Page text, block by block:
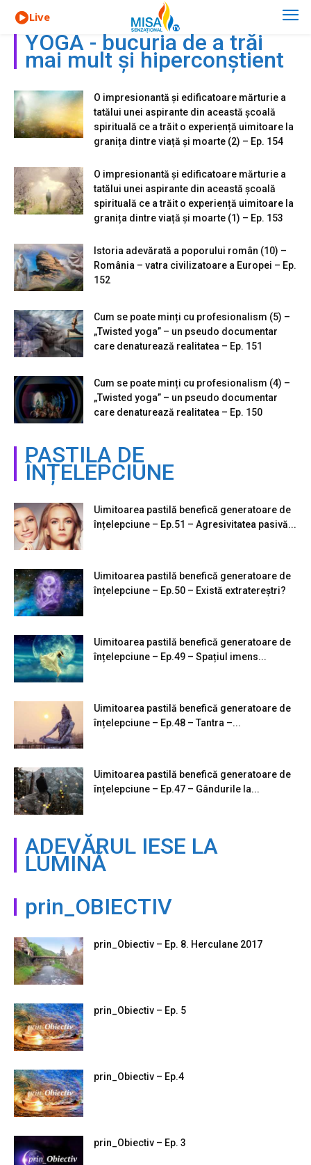
Live
YOGA - bucuria de a trăi
mai mult și hiperconștient
O impresionantă și edificatoare mărturie a
tatălui unei aspirante din această școală
spirituală ce a trăit o experiență uimitoare la
granița dintre viață și moarte (2) – Ep. 154
O impresionantă și edificatoare mărturie a
tatălui unei aspirante din această școală
spirituală ce a trăit o experiență uimitoare la
granița dintre viață și moarte (1) – Ep. 153
Istoria adevărată a poporului român (10) –
România – vatra civilizatoare a Europei – Ep.
152
Cum se poate minți cu profesionalism (5) –
„Twisted yoga” – un pseudo documentar
care denaturează realitatea – Ep. 151
Cum se poate minți cu profesionalism (4) –
„Twisted yoga” – un pseudo documentar
care denaturează realitatea – Ep. 150
PASTILA DE
ÎNȚELEPCIUNE
Uimitoarea pastilă benefică generatoare de
înțelepciune – Ep.51 – Agresivitatea pasivă...
Uimitoarea pastilă benefică generatoare de
înțelepciune – Ep.50 – Există extratereștri?
Uimitoarea pastilă benefică generatoare de
înțelepciune – Ep.49 – Spațiul imens...
Uimitoarea pastilă benefică generatoare de
înțelepciune – Ep.48 – Tantra –...
Uimitoarea pastilă benefică generatoare de
înțelepciune – Ep.47 – Gândurile la...
ADEVĂRUL IESE LA
LUMINĂ
prin_OBIECTIV
prin_Obiectiv – Ep. 8. Herculane 2017
prin_Obiectiv – Ep. 5
prin_Obiectiv – Ep.4
prin_Obiectiv – Ep. 3